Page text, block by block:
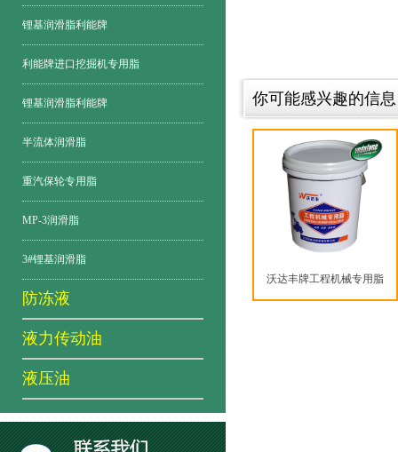
锂基润滑脂利能牌
利能牌进口挖掘机专用脂
锂基润滑脂利能牌
半流体润滑脂
重汽保轮专用脂
MP-3润滑脂
3#锂基润滑脂
防冻液
液力传动油
液压油
你可能感兴趣的信息
沃达丰牌工程机械专用脂